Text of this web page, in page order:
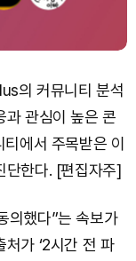
의 커뮤니티 분석
과 관심이 높은 콘
에서 주목받은 이
단한다. [편집자주]
의했다”는 속보가
가 ‘2시간 전 파